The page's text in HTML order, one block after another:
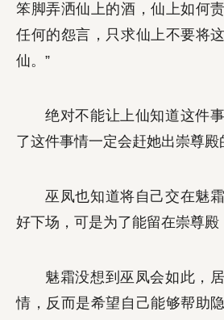
笨脚弄洒仙上的酒，仙上如何
任何的怨言，只求仙上不要将
仙。”
绝对不能让上仙知道这件
了这件事情一定会赶她出崇尊殿
巫凤也知道将自己交在魅
好下场，可是为了能留在崇尊殿
魅霜没想到巫凤会如此，
情，反而是希望自己能够帮助